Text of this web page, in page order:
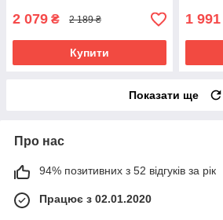
2 079 ₴ 2 189 ₴
Купити
1 991
Показати ще
Про нас
94% позитивних з 52 відгуків за рік
Працює з 02.01.2020